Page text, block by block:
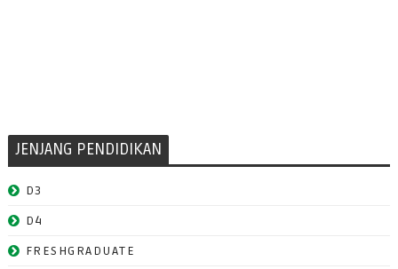
JENJANG PENDIDIKAN
D3
D4
FRESHGRADUATE